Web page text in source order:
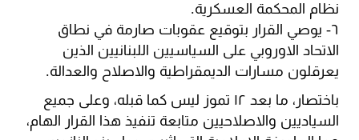
نظام المحكمة العسكرية.
٦- يوصي القرار بتوقيع عقوبات صارمة في نطاق
الاتحاد الاوروبي على السياسيين اللبنانيين الذين
يعرقلون مسارات الديمقراطية والاصلاح والعدالة.
باختصار، ما بعد ١٢ تموز ليس كما قبله، وعلى جميع
السياديين والاصلاحيين متابعة تنفيذ هذا القرار الهام،